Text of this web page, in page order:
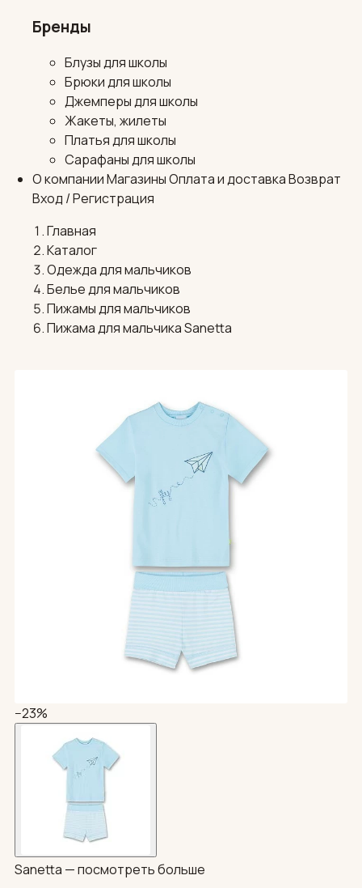
Бренды
Блузы для школы
Брюки для школы
Джемперы для школы
Жакеты, жилеты
Платья для школы
Сарафаны для школы
О компанииМагазиныОплата и доставкаВозврат
Вход / Регистрация
Главная
Каталог
Одежда для мальчиков
Белье для мальчиков
Пижамы для мальчиков
Пижама для мальчика Sanetta
−23%
Sanetta —посмотреть больше